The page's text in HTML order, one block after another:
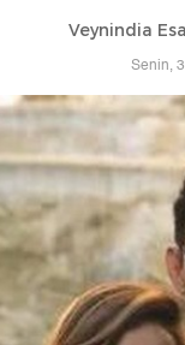
Veynindia
Senin,